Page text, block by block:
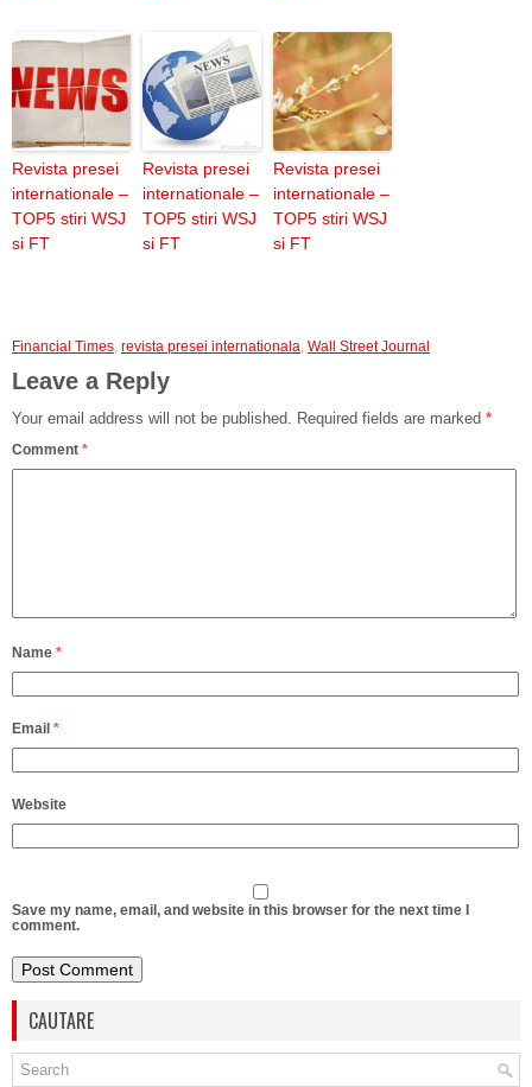
Revista presei
internationale –
TOP5 stiri WSJ
si FT
Revista presei
internationale –
TOP5 stiri WSJ
si FT
Revista presei
internationale –
TOP5 stiri WSJ
si FT
Financial Times, revista presei internationala, Wall Street Journal
Leave a Reply
Your email address will not be published. Required fields are marked *
Comment *
Name *
Email *
Website
Save my name, email, and website in this browser for the next time I
comment.
CAUTARE